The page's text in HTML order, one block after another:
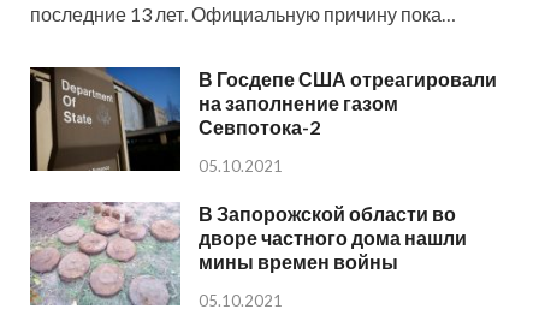
последние 13 лет. Официальную причину пока…
В Госдепе США отреагировали
на заполнение газом
Севпотока-2
05.10.2021
В Запорожской области во
дворе частного дома нашли
мины времен войны
05.10.2021